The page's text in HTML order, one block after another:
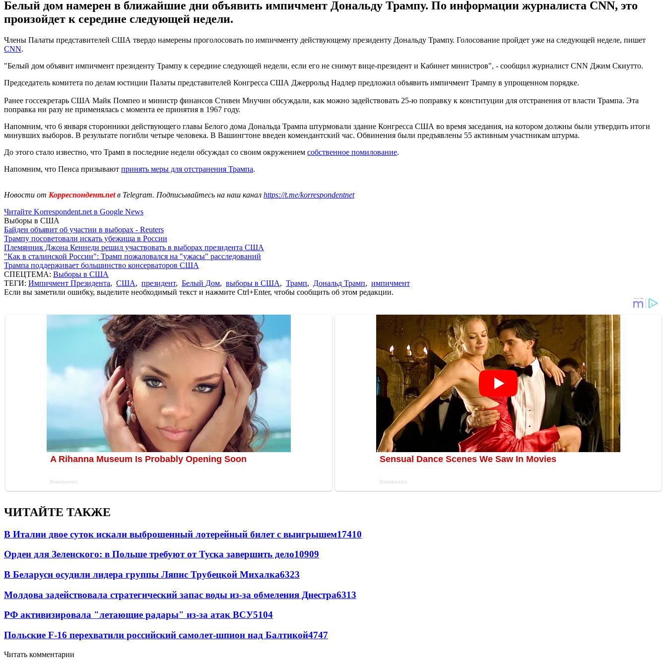
Белый дом намерен в ближайшие дни объявить импичмент Дональду Трампу. По информации журналиста CNN, это
произойдет к середине следующей недели.
Члены Палаты представителей США твердо намерены проголосовать по импичменту действующему президенту Дональду Трампу. Голосование пройдет уже на следующей неделе, пишет
CNN.
"Белый дом объявит импичмент президенту Трампу к середине следующей недели, если его не снимут вице-президент и Кабинет министров", - сообщил журналист CNN Джим Скиутто.
Председатель комитета по делам юстиции Палаты представителей Конгресса США Джеррольд Надлер предложил объявить импичмент Трампу в упрощенном порядке.
Ранее госсекретарь США Майк Помпео и министр финансов Стивен Мнучин обсуждали, как можно задействовать 25-ю поправку к конституции для отстранения от власти Трампа. Эта
поправка ни разу не применялась с момента ее принятия в 1967 году.
Напомним, что 6 января сторонники действующего главы Белого дома Дональда Трампа штурмовали здание Конгресса США во время заседания, на котором должны были утвердить итоги
минувших выборов. В результате погибли четыре человека. В Вашингтоне введен комендантский час. Обвинения были предъявлены 55 активным участникам штурма.
До этого стало известно, что Трамп в последние недели обсуждал со своим окружением собственное помилование.
Напомним, что Пенса призывают принять меры для отстранения Трампа.
Новости от Корреспондент.netв Telegram. Подписывайтесь на наш канал https://t.me/korrespondentnet
Читайте Korrespondent.net в Google News
Выборы в США
Байден объявит об участии в выборах - Reuters
Трампу посоветовали искать убежища в России
Племянник Джона Кеннеди решил участвовать в выборах президента США
"Как в сталинской России": Трамп пожаловался на "ужасы" расследований
Трампа поддерживает большинство консерваторов США
СПЕЦТЕМА: Выборы в США
ТЕГИ: Импичмент Президента, США, президент, Белый Дом, выборы в США, Трамп, Дональд Трамп, импичмент
Если вы заметили ошибку, выделите необходимый текст и нажмите Ctrl+Enter, чтобы сообщить об этом редакции.
ЧИТАЙТЕ ТАКЖЕ
В Италии двое суток искали выброшенный лотерейный билет с выигрышем17410
Орден для Зеленского: в Польше требуют от Туска завершить дело10909
В Беларуси осудили лидера группы Ляпис Трубецкой Михалка6323
Молдова задействовала стратегический запас воды из-за обмеления Днестра6313
РФ активизировала "летающие радары" из-за атак ВСУ5104
Польские F-16 перехватили российский самолет-шпион над Балтикой4747
Читать комментарии